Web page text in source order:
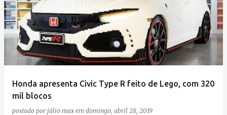
Honda apresenta Civic Type R feito de Lego, com 320
mil blocos
postado por júlio max em domingo, abril 28, 2019